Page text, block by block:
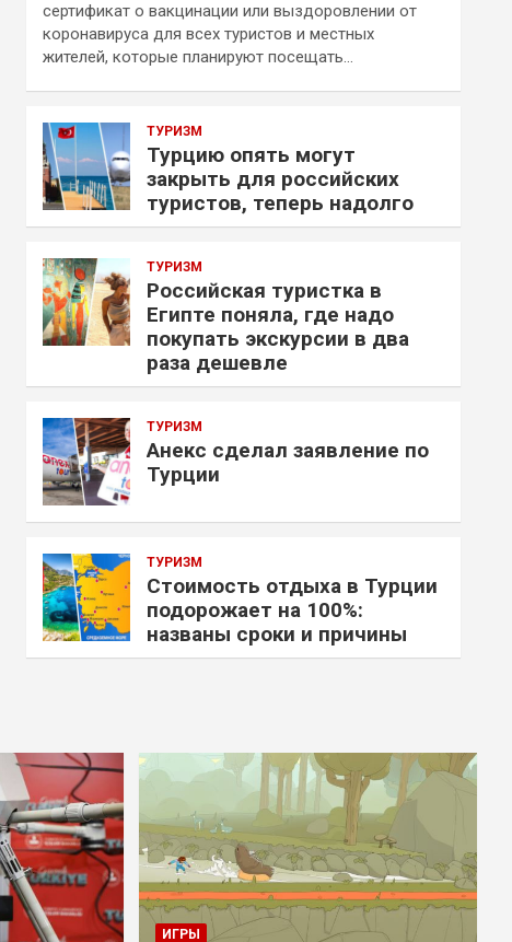
сертификат о вакцинации или выздоровлении от
коронавируса для всех туристов и местных
жителей, которые планируют посещать…
ТУРИЗМ
Турцию опять могут
закрыть для российских
туристов, теперь надолго
ТУРИЗМ
Российская туристка в
Египте поняла, где надо
покупать экскурсии в два
раза дешевле
ТУРИЗМ
Анекс сделал заявление по
Турции
ТУРИЗМ
Стоимость отдыха в Турции
подорожает на 100%:
названы сроки и причины
ИГРЫ